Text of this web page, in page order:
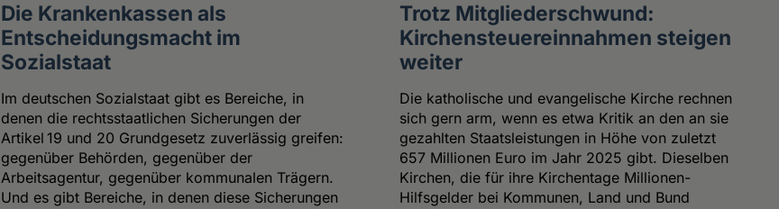
Die Krankenkassen als
Entscheidungsmacht im
Sozialstaat
Im deutschen Sozialstaat gibt es Bereiche, in
denen die rechtsstaatlichen Sicherungen der
Artikel 19 und 20 Grundgesetz zuverlässig greifen:
gegenüber Behörden, gegenüber der
Arbeitsagentur, gegenüber kommunalen Trägern.
Und es gibt Bereiche, in denen diese Sicherungen
Trotz Mitgliederschwund:
Kirchensteuereinnahmen steigen
weiter
Die katholische und evangelische Kirche rechnen
sich gern arm, wenn es etwa Kritik an den an sie
gezahlten Staatsleistungen in Höhe von zuletzt
657 Millionen Euro im Jahr 2025 gibt. Dieselben
Kirchen, die für ihre Kirchentage Millionen-
Hilfsgelder bei Kommunen, Land und Bund